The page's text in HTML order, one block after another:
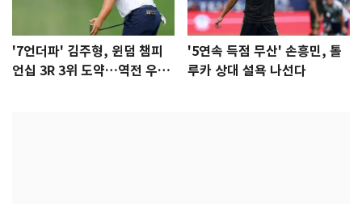
'7언더파' 김주형, 윈덤 챔피
언십 3R 3위 도약…역전 우승
'5연속 득점 무산' 손흥민, 톨
루카 상대 설욕 나선다